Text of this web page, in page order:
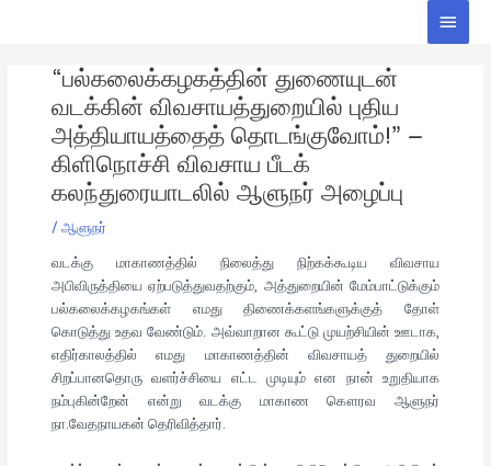
Main
“பல்கலைக்கழகத்தின் துணையுடன்
வடக்கின் விவசாயத்துறையில் புதிய
அத்தியாயத்தைத் தொடங்குவோம்!” –
கிளிநொச்சி விவசாய பீடக்
கலந்துரையாடலில் ஆளுநர் அழைப்பு
/ ஆளுநர்
வடக்கு மாகாணத்தில் நிலைத்து நிற்கக்கூடிய விவசாய
அபிவிருத்தியை ஏற்படுத்துவதற்கும், அத்துறையின் மேம்பாட்டுக்கும்
பல்கலைக்கழகங்கள் எமது திணைக்களங்களுக்குத் தோள்
கொடுத்து உதவ வேண்டும். அவ்வாறான கூட்டு முயற்சியின் ஊடாக,
எதிர்காலத்தில் எமது மாகாணத்தின் விவசாயத் துறையில்
சிறப்பானதொரு வளர்ச்சியை எட்ட முடியும் என நான் உறுதியாக
நம்புகின்றேன் என்று வடக்கு மாகாண கௌரவ ஆளுநர்
நா.வேதநாயகன் தெரிவித்தார்.
navigation